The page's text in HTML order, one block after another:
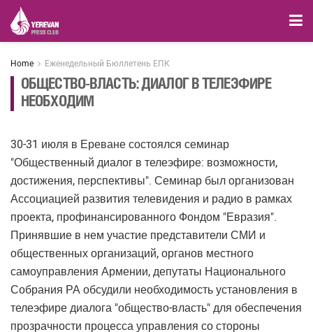
Home Еженедельный Бюллетень ЕПК
ОБЩЕСТВО-ВЛАСТЬ: ДИАЛОГ В ТЕЛЕЭФИРЕ
НЕОБХОДИМ
30-31 июля в Ереване состоялся семинар
"Общественный диалог в телеэфире: возможности,
достижения, перспективы". Семинар был организован
Ассоциацией развития телевидения и радио в рамках
проекта, профинансированного Фондом "Евразия".
Принявшие в нем участие представители СМИ и
общественных организаций, органов местного
самоуправления Армении, депутаты Национального
Собрания РА обсудили необходимость установления в
телеэфире диалога "общество-власть" для обеспечения
прозрачности процесса управления со стороны